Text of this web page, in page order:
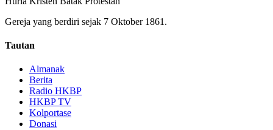
Gereja yang berdiri sejak 7 Oktober 1861.
Tautan
Almanak
Berita
Radio HKBP
HKBP TV
Kolportase
Donasi